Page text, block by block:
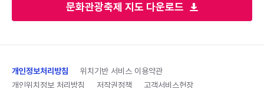
문화관광축제 지도 다운로드
개인정보처리방침
위치기반 서비스 이용약관
개인위치정보 처리방침
저작권정책 고객서비스헌장